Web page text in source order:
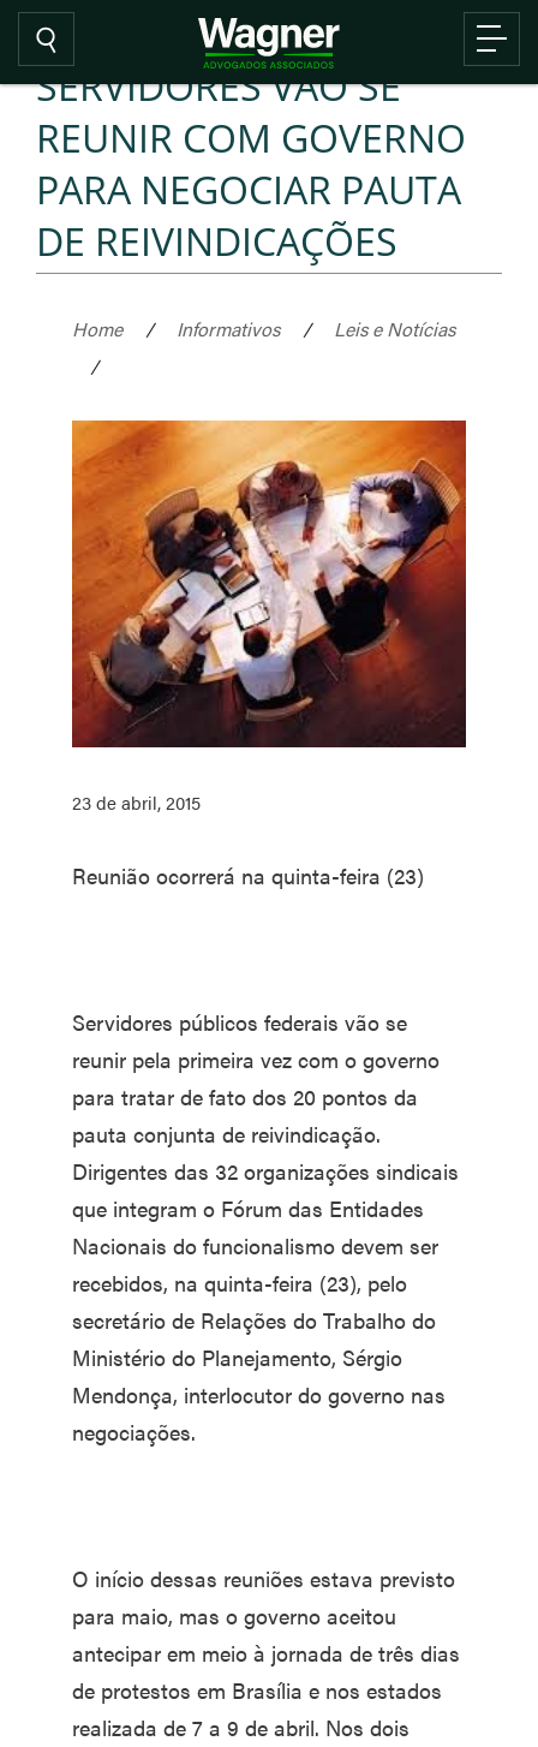
SERVIDORES VÃO SE
REUNIR COM GOVERNO
PARA NEGOCIAR PAUTA
DE REIVINDICAÇÕES
Home / Informativos /
Leis e Notícias
/
23 de abril, 2015
Reunião ocorrerá na quinta-feira (23)
Servidores públicos federais vão se
reunir pela primeira vez com o governo
para tratar de fato dos 20 pontos da
pauta conjunta de reivindicação.
Dirigentes das 32 organizações sindicais
que integram o Fórum das Entidades
Nacionais do funcionalismo devem ser
recebidos, na quinta-feira (23), pelo
secretário de Relações do Trabalho do
Ministério do Planejamento, Sérgio
Mendonça, interlocutor do governo nas
negociações.
O início dessas reuniões estava previsto
para maio, mas o governo aceitou
antecipar em meio à jornada de três dias
de protestos em Brasília e nos estados
realizada de 7 a 9 de abril. Nos dois